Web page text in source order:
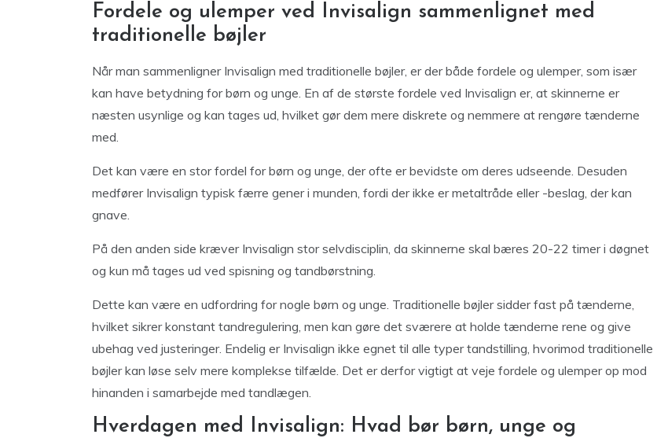
Fordele og ulemper ved Invisalign sammenlignet med
traditionelle bøjler
Når man sammenligner Invisalign med traditionelle bøjler, er der både fordele og ulemper, som især
kan have betydning for børn og unge. En af de største fordele ved Invisalign er, at skinnerne er
næsten usynlige og kan tages ud, hvilket gør dem mere diskrete og nemmere at rengøre tænderne
med.
Det kan være en stor fordel for børn og unge, der ofte er bevidste om deres udseende. Desuden
medfører Invisalign typisk færre gener i munden, fordi der ikke er metaltråde eller -beslag, der kan
gnave.
På den anden side kræver Invisalign stor selvdisciplin, da skinnerne skal bæres 20-22 timer i døgnet
og kun må tages ud ved spisning og tandbørstning.
Dette kan være en udfordring for nogle børn og unge. Traditionelle bøjler sidder fast på tænderne,
hvilket sikrer konstant tandregulering, men kan gøre det sværere at holde tænderne rene og give
ubehag ved justeringer. Endelig er Invisalign ikke egnet til alle typer tandstilling, hvorimod traditionelle
bøjler kan løse selv mere komplekse tilfælde. Det er derfor vigtigt at veje fordele og ulemper op mod
hinanden i samarbejde med tandlægen.
Hverdagen med Invisalign: Hvad bør børn, unge og